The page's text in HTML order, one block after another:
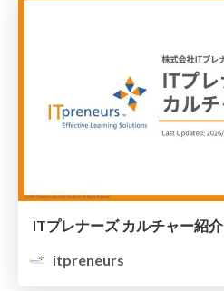
ITプレナーズ カルチャー紹介
itpreneurs